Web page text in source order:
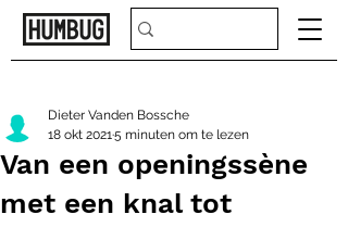
Van een openingssène
met een knal tot
Dieter Vanden Bossche
18 okt 20215 minuten om te lezen